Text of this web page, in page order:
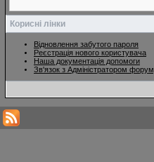
Корисні лінки
Відновлення забутого пароля
Реєстрація нового користувача
Наша документація допомоги
Зв'язок з Адміністратором